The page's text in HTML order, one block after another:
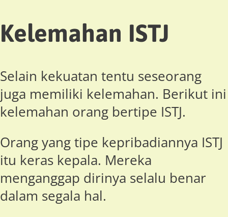
Kelemahan ISTJ
Selain kekuatan tentu seseorang
juga memiliki kelemahan. Berikut ini
kelemahan orang bertipe ISTJ.
Orang yang tipe kepribadiannya ISTJ
itu keras kepala. Mereka
menganggap dirinya selalu benar
dalam segala hal.